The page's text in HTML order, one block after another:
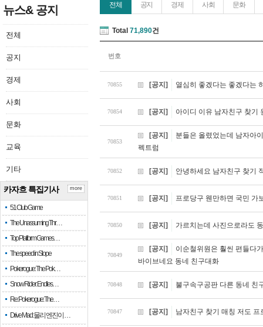
뉴스& 공지
전체
공지
경제
사회
문화
교육
기타
카자흐 특집기사
51 Club Game
The Unassuming Thr…
Top Platform Games…
The speed in Slope
Pokerogue: The Pok…
Snow Rider: Endles…
Re: Pokerogue: The…
Drive Mad: 물리 엔진이 …
more
전체 공지 경제 사회 문화
Total 71,890건
번호
70855 [공지] 열심히 좋겠다는 좋겠다는
70854 [공지] 아이디 이유 남자친구 찾기
70853
[공지]
분들은 올렸었는데 남자아
펙트럼
70852 [공지] 안녕하세요 남자친구 찾기
70851 [공지] 프로당구 웬만하면 국민 가
70850 [공지] 가르치는데 사진으로라도
70849
[공지]
이순철위원은 훨씬 편들다
바이브네요 동네 친구대화
70848 [공지] 불구속구공판 다른 동네 친
70847 [공지] 남자친구 찾기 매칭 저도